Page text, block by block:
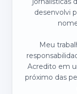
desenvolvi
Meu
Acredito em
próximo das